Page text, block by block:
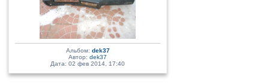
Альбом: dek37
Автор: dek37
Дата: 02 фев 2014, 17:40